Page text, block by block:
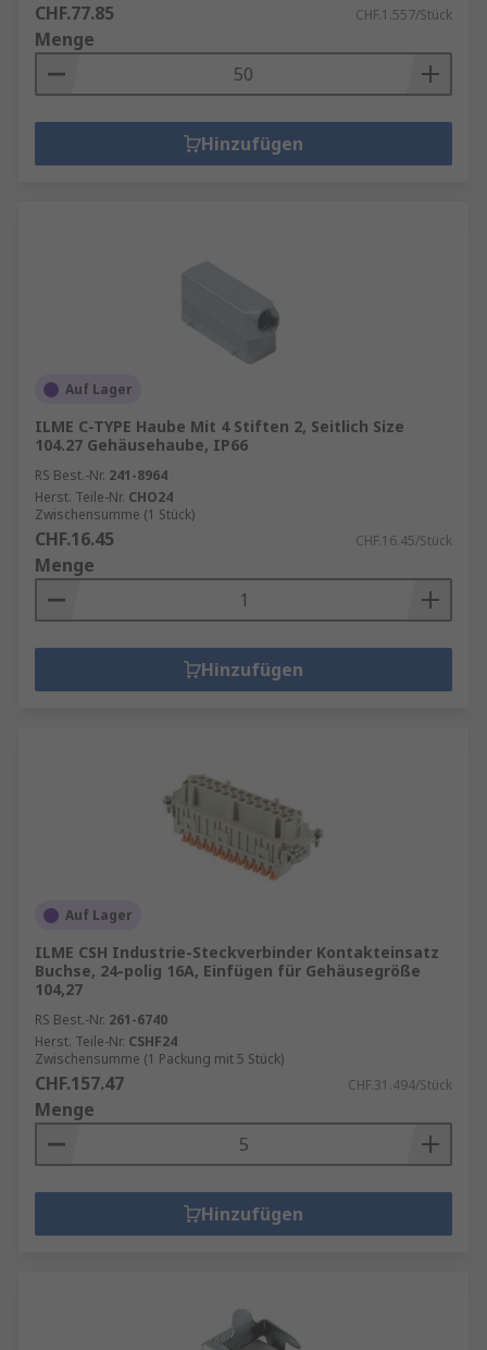
CHF.77.85 CHF.1.557/Stück
Menge
Hinzufügen
Auf Lager
ILME C-TYPE Haube Mit 4 Stiften 2, Seitlich Size
104.27 Gehäusehaube, IP66
RS Best.-Nr. 241-8964
Herst. Teile-Nr. CHO24
Zwischensumme (1 Stück)
CHF.16.45 CHF.16.45/Stück
Menge
Hinzufügen
Auf Lager
ILME CSH Industrie-Steckverbinder Kontakteinsatz
Buchse, 24-polig 16A, Einfügen für Gehäusegröße
104,27
RS Best.-Nr. 261-6740
Herst. Teile-Nr. CSHF24
Zwischensumme (1 Packung mit 5 Stück)
CHF.157.47 CHF.31.494/Stück
Menge
Hinzufügen